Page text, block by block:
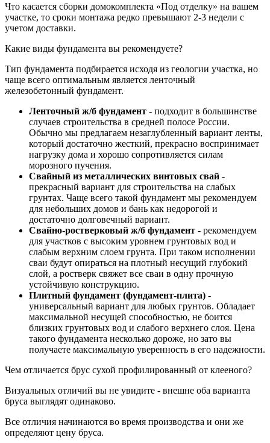
Что касается сборки домокомплекта «Под отделку» на вашем
участке, то сроки монтажа редко превышают 2-3 недели с
учетом доставки.
Какие виды фундамента вы рекомендуете?
Тип фундамента подбирается исходя из геологии участка, но
чаще всего оптимальным является ленточный
железобетонный фундамент.
Ленточный ж/б фундамент - подходит в большинстве
случаев строительства в средней полосе России.
Обычно мы предлагаем незаглубленный вариант ленты,
который достаточно жесткий, прекрасно воспринимает
нагрузку дома и хорошо сопротивляется силам
морозного пучения.
Свайный из металлических винтовых свай -
прекрасный вариант для строительства на слабых
грунтах. Чаще всего такой фундамент мы рекомендуем
для небольших домов и бань как недорогой и
достаточно долговечный вариант.
Свайно-ростверковый ж/б фундамент - рекомендуем
для участков с высоким уровнем грунтовых вод и
слабым верхним слоем грунта. При таком исполнении
сваи будут опираться на плотный несущий глубокий
слой, а ростверк свяжет все сваи в одну прочную
устойчивую конструкцию.
Плитный фундамент (фундамент-плита) -
универсальный вариант для любых грунтов. Обладает
максимальной несущей способностью, не боится
близких грунтовых вод и слабого верхнего слоя. Цена
такого фундамента несколько дороже, но зато вы
получаете максимальную уверенность в его надежности.
Чем отличается брус сухой профилированный от клееного?
Визуальных отличий вы не увидите - внешне оба варианта
бруса выглядят одинаково.
Все отличия начинаются во время производства и они же
определяют цену бруса.